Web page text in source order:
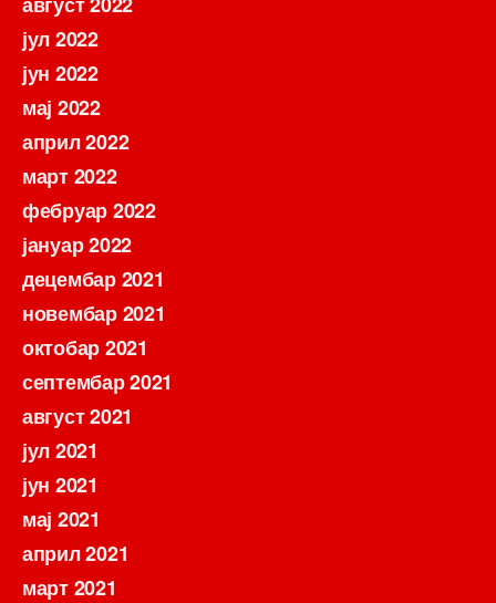
јул 2022
јун 2022
мај 2022
април 2022
март 2022
фебруар 2022
јануар 2022
децембар 2021
новембар 2021
октобар 2021
септембар 2021
август 2021
јул 2021
јун 2021
мај 2021
април 2021
март 2021